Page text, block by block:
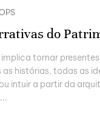
do
tornar
histórias, todas as
intuir a partir da